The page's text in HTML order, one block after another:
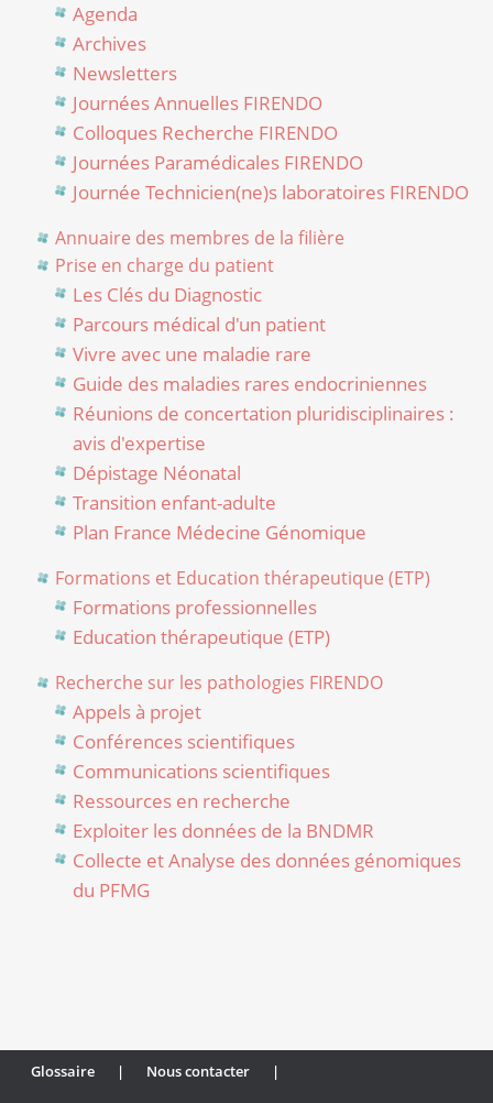
Agenda
Archives
Newsletters
Journées Annuelles FIRENDO
Colloques Recherche FIRENDO
Journées Paramédicales FIRENDO
Journée Technicien(ne)s laboratoires FIRENDO
Annuaire des membres de la filière
Prise en charge du patient
Les Clés du Diagnostic
Parcours médical d'un patient
Vivre avec une maladie rare
Guide des maladies rares endocriniennes
Réunions de concertation pluridisciplinaires :
avis d'expertise
Dépistage Néonatal
Transition enfant-adulte
Plan France Médecine Génomique
Formations et Education thérapeutique (ETP)
Formations professionnelles
Education thérapeutique (ETP)
Recherche sur les pathologies FIRENDO
Appels à projet
Conférences scientifiques
Communications scientifiques
Ressources en recherche
Exploiter les données de la BNDMR
Collecte et Analyse des données génomiques
du PFMG
Glossaire | Nous contacter |